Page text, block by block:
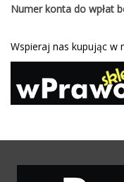
Numer konta do wpłat
Wspieraj nas kupując w